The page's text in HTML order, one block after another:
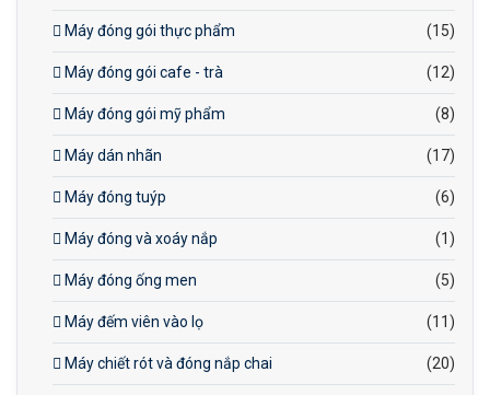
Máy đóng gói thực phẩm (15)
Máy đóng gói cafe - trà (12)
Máy đóng gói mỹ phẩm (8)
Máy dán nhãn (17)
Máy đóng tuýp (6)
Máy đóng và xoáy nắp (1)
Máy đóng ống men (5)
Máy đếm viên vào lọ (11)
Máy chiết rót và đóng nắp chai (20)